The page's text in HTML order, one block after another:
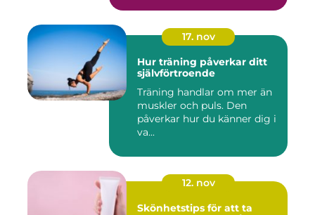
17. nov
Hur träning påverkar ditt
självförtroende
Träning handlar om mer än
muskler och puls. Den
påverkar hur du känner dig i
va...
12. nov
Skönhetstips för att ta